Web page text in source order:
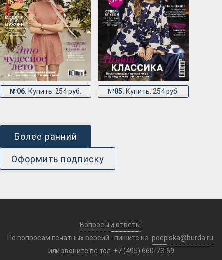
№06. Купить. 254 руб. №05. Купить. 254 руб.
Более ранний
Оформить подписку
Вопросы и ответы
По вопросам печатных версий - пишите на podpiska@burda.ru
или звоните по тел. +7 (495) 660-73-69